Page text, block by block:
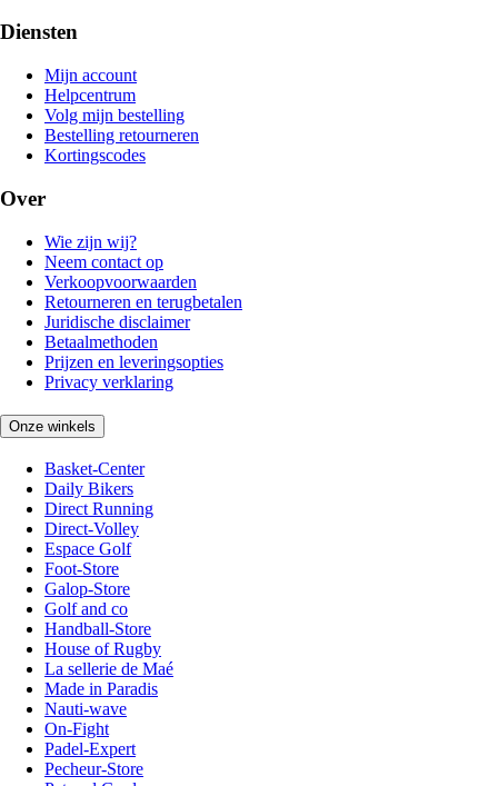
Diensten
Mijn account
Helpcentrum
Volg mijn bestelling
Bestelling retourneren
Kortingscodes
Over
Wie zijn wij?
Neem contact op
Verkoopvoorwaarden
Retourneren en terugbetalen
Juridische disclaimer
Betaalmethoden
Prijzen en leveringsopties
Privacy verklaring
Onze winkels
Basket-Center
Daily Bikers
Direct Running
Direct-Volley
Espace Golf
Foot-Store
Galop-Store
Golf and co
Handball-Store
House of Rugby
La sellerie de Maé
Made in Paradis
Nauti-wave
On-Fight
Padel-Expert
Pecheur-Store